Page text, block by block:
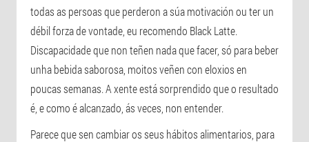
todas as persoas que perderon a súa motivación ou ter un
débil forza de vontade, eu recomendo Black Latte.
Discapacidade que non teñen nada que facer, só para beber
unha bebida saborosa, moitos veñen con eloxios en
poucas semanas. A xente está sorprendido que o resultado
é, e como é alcanzado, ás veces, non entender.
Parece que sen cambiar os seus hábitos alimentarios, para